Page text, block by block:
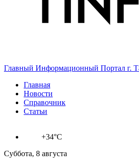
Главный Информационный Портал г.
Главная
Новости
Справочник
Статьи
+34°C
Суббота, 8 августа